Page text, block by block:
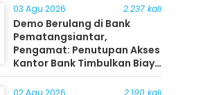
03 Agu 2026 2.237 kali
Demo Berulang di Bank
Pematangsiantar,
Pengamat: Penutupan Akses
Kantor Bank Timbulkan Biaya
Ekonomi bagi Masyarakat
02 Agu 2026 2.190 kali